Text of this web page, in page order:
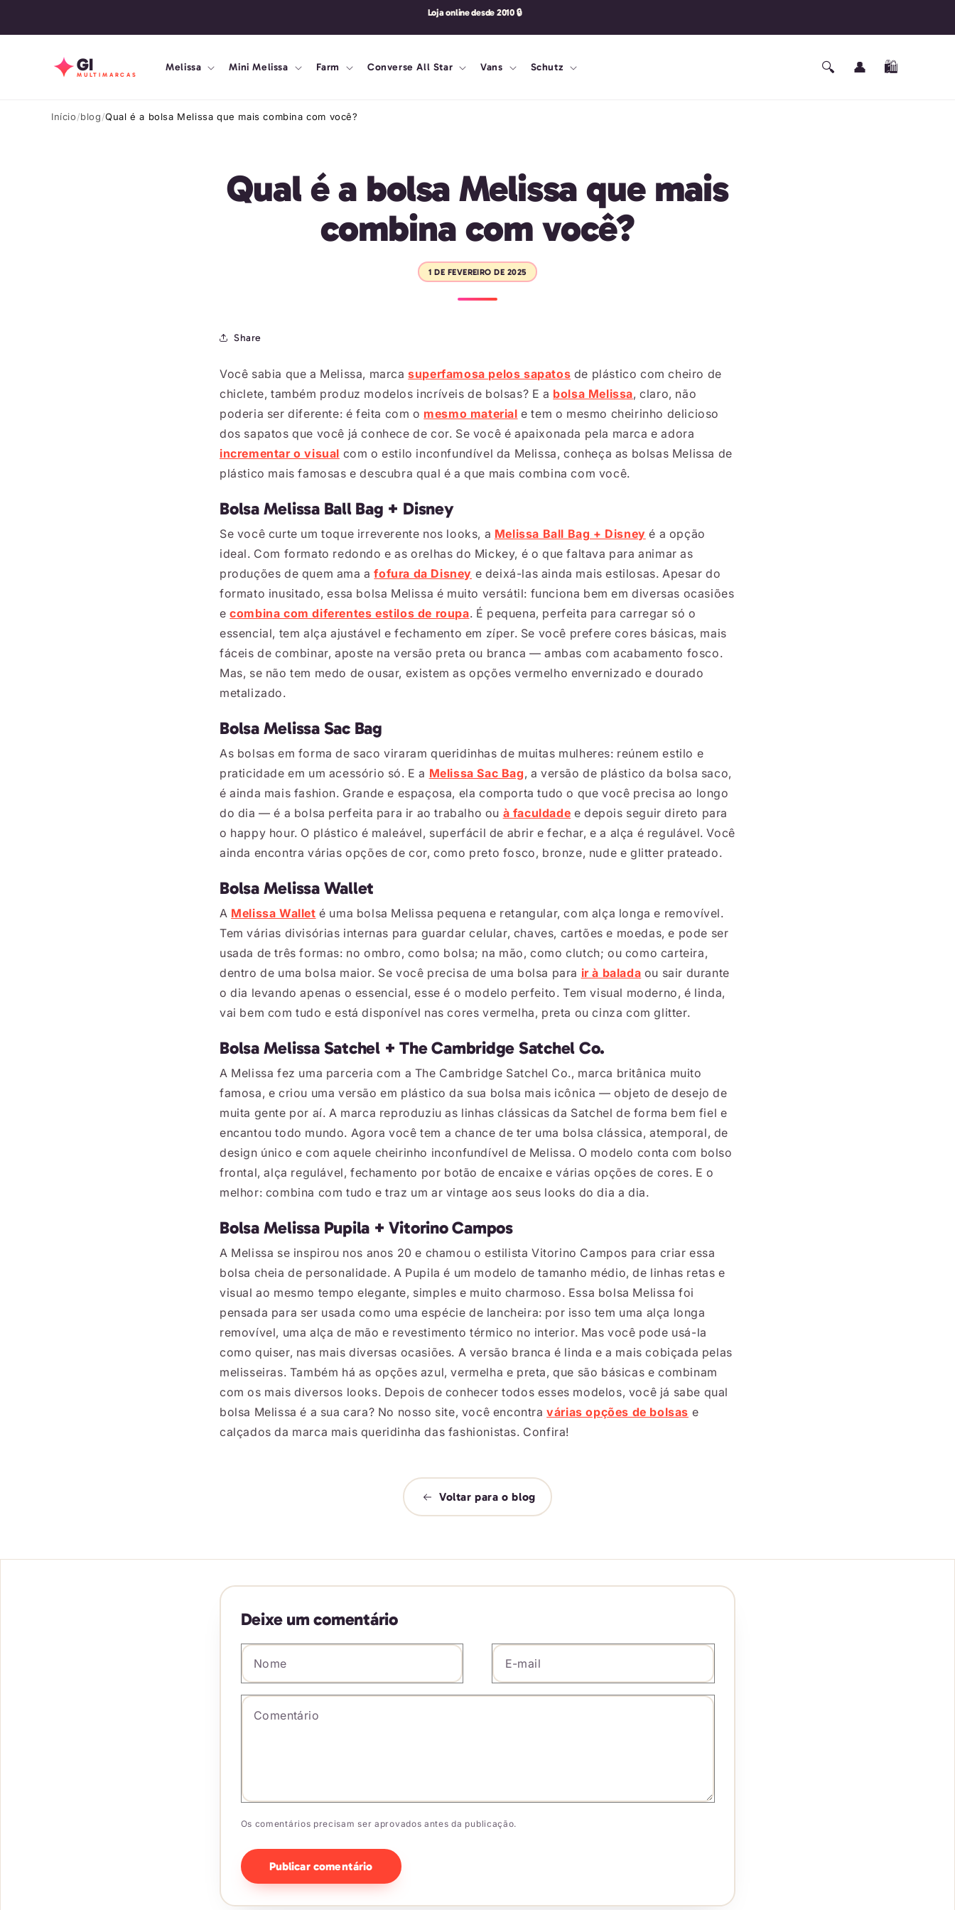
Loja online desde 2010 🔒
GI
MULTIMARCAS
Melissa Mini Melissa Farm Converse All Star Vans Schutz 🔍 👤
login
🛍️
Carrinho
Início blog Qual é a bolsa Melissa que mais combina com você?
Qual é a bolsa Melissa que mais
combina com você?
1 DE FEVEREIRO DE 2025
Share
Você sabia que a Melissa, marcasuperfamosa pelos sapatos de plástico com cheiro de
chiclete, também produz modelos incríveis de bolsas? E a bolsa Melissa, claro, não
poderia ser diferente: é feita com o mesmo material e tem o mesmo cheirinho delicioso
dos sapatos que você já conhece de cor. Se você é apaixonada pela marca e adora
incrementar o visual com o estilo inconfundível da Melissa, conheça as bolsas Melissa de
plástico mais famosas e descubra qual é a que mais combina com você.
Bolsa Melissa Ball Bag + Disney
Se você curte um toque irreverente nos looks, a Melissa Ball Bag + Disney é a opção
ideal. Com formato redondo e as orelhas do Mickey, é o que faltava para animar as
produções de quem ama afofura da Disney e deixá-las ainda mais estilosas. Apesar do
formato inusitado, essa bolsa Melissa é muito versátil: funciona bem em diversas ocasiões
ecombina com diferentes estilos de roupa. É pequena, perfeita para carregar só o
essencial, tem alça ajustável e fechamento em zíper. Se você prefere cores básicas, mais
fáceis de combinar, aposte na versão preta ou branca — ambas com acabamento fosco.
Mas, se não tem medo de ousar, existem as opções vermelho envernizado e dourado
metalizado.
Bolsa Melissa Sac Bag
As bolsas em forma de saco viraram queridinhas de muitas mulheres: reúnem estilo e
praticidade em um acessório só. E a Melissa Sac Bag, a versão de plástico da bolsa saco,
é ainda mais fashion. Grande e espaçosa, ela comporta tudo o que você precisa ao longo
do dia — é a bolsa perfeita para ir ao trabalho ou à faculdade e depois seguir direto para
o happy hour. O plástico é maleável, superfácil de abrir e fechar, e a alça é regulável. Você
ainda encontra várias opções de cor, como preto fosco, bronze, nude e glitter prateado.
Bolsa Melissa Wallet
A Melissa Wallet é uma bolsa Melissa pequena e retangular, com alça longa e removível.
Tem várias divisórias internas para guardar celular, chaves, cartões e moedas, e pode ser
usada de três formas: no ombro, como bolsa; na mão, como clutch; ou como carteira,
dentro de uma bolsa maior. Se você precisa de uma bolsa para ir à balada ou sair durante
o dia levando apenas o essencial, esse é o modelo perfeito. Tem visual moderno, é linda,
vai bem com tudo e está disponível nas cores vermelha, preta ou cinza com glitter.
Bolsa Melissa Satchel + The Cambridge Satchel Co.
A Melissa fez uma parceria com a The Cambridge Satchel Co., marca britânica muito
famosa, e criou uma versão em plástico da sua bolsa mais icônica — objeto de desejo de
muita gente por aí. A marca reproduziu as linhas clássicas da Satchel de forma bem fiel e
encantou todo mundo. Agora você tem a chance de ter uma bolsa clássica, atemporal, de
design único e com aquele cheirinho inconfundível de Melissa. O modelo conta com bolso
frontal, alça regulável, fechamento por botão de encaixe e várias opções de cores. E o
melhor: combina com tudo e traz um ar vintage aos seus looks do dia a dia.
Bolsa Melissa Pupila + Vitorino Campos
A Melissa se inspirou nos anos 20 e chamou o estilista Vitorino Campos para criar essa
bolsa cheia de personalidade. A Pupila é um modelo de tamanho médio, de linhas retas e
visual ao mesmo tempo elegante, simples e muito charmoso. Essa bolsa Melissa foi
pensada para ser usada como uma espécie de lancheira: por isso tem uma alça longa
removível, uma alça de mão e revestimento térmico no interior. Mas você pode usá-la
como quiser, nas mais diversas ocasiões. A versão branca é linda e a mais cobiçada pelas
melisseiras. Também há as opções azul, vermelha e preta, que são básicas e combinam
com os mais diversos looks. Depois de conhecer todos esses modelos, você já sabe qual
bolsa Melissa é a sua cara? No nosso site, você encontravárias opções de bolsas e
calçados da marca mais queridinha das fashionistas. Confira!
Voltar para o blog
Deixe um comentário
Nome E-mail
Comentário
Os comentários precisam ser aprovados antes da publicação.